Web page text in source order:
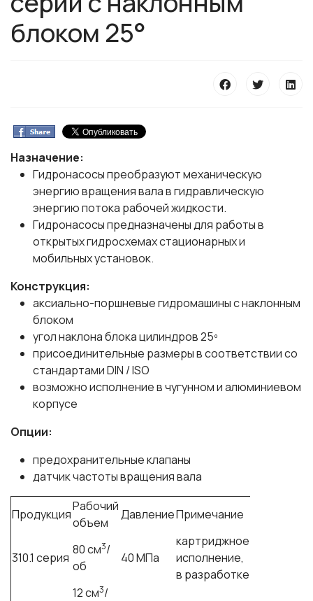
блоком 25°
Назначение:
Гидронасосы преобразуют механическую
энергию вращения вала в гидравлическую
энергию потока рабочей жидкости.
Гидронасосы предназначены для работы в
открытых гидросхемах стационарных и
мобильных установок.
Конструкция:
аксиально-поршневые гидромашины с наклонным
блоком
угол наклона блока цилиндров 25º
присоединительные размеры в соответствии со
стандартами DIN / ISO
возможно исполнение в чугунном и алюминиевом
корпусе
Опции:
предохранительные клапаны
датчик частоты вращения вала
Продукция
Рабочий
объем
ДавлениеПримечание
310.1 серия
80 см3/
об
40 МПа
картриджное
исполнение,
в разработке
12 см3/